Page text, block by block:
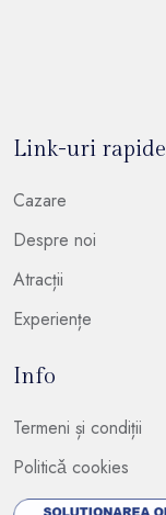
Link-uri rapide
Cazare
Despre noi
Atracții
Experiențe
Info
Termeni și condiții
Politicǎ cookies